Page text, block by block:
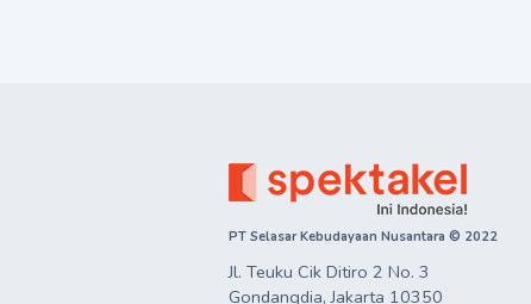
PT Selasar Kebudayaan Nusantara © 2022
Jl. Teuku Cik Ditiro 2 No. 3
Gondangdia, Jakarta 10350